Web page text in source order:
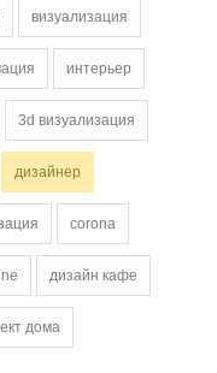
визуализация
интерьер
3d визуализация
дизайнер
corona
дизайн кафе
дома